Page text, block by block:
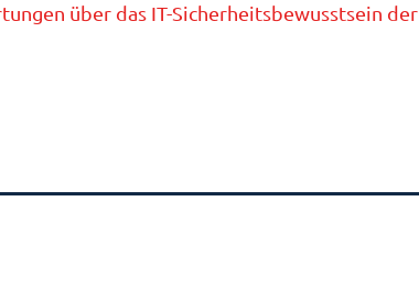
über das IT-Sicherheitsbewusstsein der